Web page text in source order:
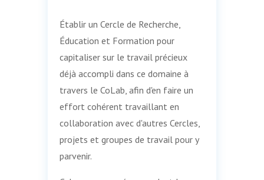
Établir un Cercle de Recherche,
Éducation et Formation pour
capitaliser sur le travail précieux
déjà accompli dans ce domaine à
travers le CoLab, afin d'en faire un
effort cohérent travaillant en
collaboration avec d'autres Cercles,
projets et groupes de travail pour y
parvenir.